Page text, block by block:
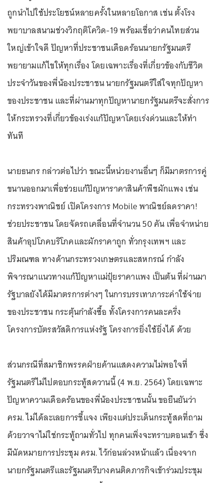
ถูกนำไปใช้ประโยชน์หลายครั้งในหลายโอกาส เช่น ตั้งโรง
พยาบาลสนามช่วงวิกฤติโควิด-19 พร้อมเชื่อว่าคนไทยส่วน
ใหญ่เข้าใจดี ปัญหาที่ประชาชนเดือดร้อนนายกรัฐมนตรี
พยายามแก้ไขให้ทุกเรื่อง โดยเฉพาะเรื่องที่เกี่ยวข้องกับชีวิต
ประจำวันของพี่น้องประชาชน นายกรัฐมนตรีใส่ใจทุกปัญหา
ของประชาชน และที่ผ่านมาทุกปัญหานายกรัฐมนตรีจะสั่งการ
ให้กระทรวงที่เกี่ยวข้องเร่งแก้ปัญหาโดยเร่งด่วนและให้ทำ
ทันที
นายธนกร กล่าวต่อไปว่า ขณะนี้หน่วยงานอื่นๆ ก็มีมาตรการคู่
ขนานออกมาเพื่อช่วยแก้ปัญหาราคาสินค้าพืชผักแพง เช่น
กระทรวงพาณิชย์ เปิดโครงการ Mobile พาณิชย์ลดราคา!
ช่วยประชาชน โดยจัดรถเคลื่อนที่จำนวน 50 คัน เพื่อจำหน่าย
สินค้าอุปโภคบริโภคและผักราคาถูก ทั่วกรุงเทพฯ และ
ปริมณฑล ทางด้านกระทรวงเกษตรและสหกรณ์ กำลัง
พิจารณาแนวทางแก้ปัญหาแม่ปุ๋ยราคาแพง เป็นต้น ที่ผ่านมา
รัฐบาลยังได้มีมาตรการต่างๆ ในการบรรเทาภาระค่าใช้จ่าย
ของประชาชน กระตุ้นกำลังซื้อ ทั้งโครงการคนละครึ่ง
โครงการบัตรสวัสดิการแห่งรัฐ โครงการยิ่งใช้ยิ่งได้ ด้วย
ส่วนกรณีที่สมาชิกพรรคฝ่ายค้านแสดงความไม่พอใจที่
รัฐมนตรีไม่ไปตอบกระทู้สดวานนี้ (4 พ.ย. 2564) โดยเฉพาะ
ปัญหาความเดือดร้อนของพี่น้องประชาชนนั้น ขอยืนยันว่า
ครม. ไม่ได้ละเลยการชี้แจง เพียงแต่ประเด็นกระทู้สดที่ถาม
ด้วยวาจาไม่ใช่กระทู้ถามทั่วไป ทุกคนเพิ่งจะทราบตอนเช้า ซึ่ง
มีนัดหมายการประชุม ครม. ไว้ก่อนล่วงหน้าแล้ว เนื่องจาก
นายกรัฐมนตรีและรัฐมนตรีบางคนติดภารกิจเข้าร่วมประชุม